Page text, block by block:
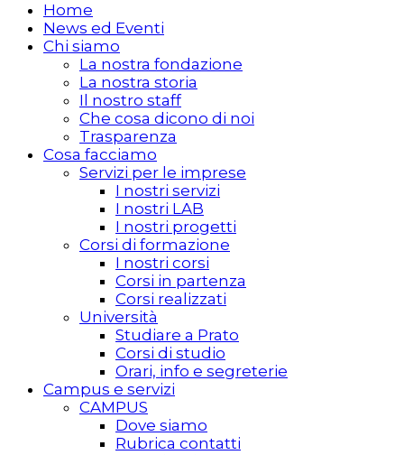
Home
News ed Eventi
Chi siamo
La nostra fondazione
La nostra storia
Il nostro staff
Che cosa dicono di noi
Trasparenza
Cosa facciamo
Servizi per le imprese
I nostri servizi
I nostri LAB
I nostri progetti
Corsi di formazione
I nostri corsi
Corsi in partenza
Corsi realizzati
Università
Studiare a Prato
Corsi di studio
Orari, info e segreterie
Campus e servizi
CAMPUS
Dove siamo
Rubrica contatti